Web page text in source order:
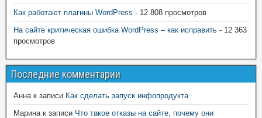
Как работают плагины WordPress - 12 808 просмотров
На сайте критическая ошибка WordPress – как исправить - 12 363
просмотров
Последние комментарии
Аннак записи Как сделать запуск инфопродукта
Маринак записи Что такое отказы на сайте, почему они